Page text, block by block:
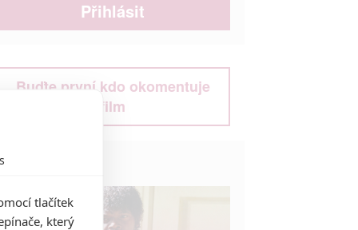
Buďte první kdo okomentuje
film
filmu
tlačítek
který